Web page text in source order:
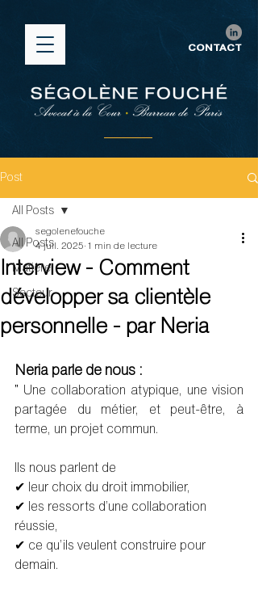
CONTACT
Post
All Posts
Matière
Secteur
All Posts
Interview - Comment
développer sa clientèle
personnelle - par Neria
segolenefouche
4 juil. 2025 1 min de lecture
Neria parle de nous :
" Une collaboration atypique, une vision
partagée du métier, et peut-être, à
terme, un projet commun.
Ils nous parlent de
✔ leur choix du droit immobilier,
✔ les ressorts d’une collaboration
réussie,
✔ ce qu’ils veulent construire pour
demain.